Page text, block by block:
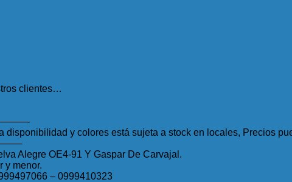
clientes…
disponibilidad y colores está sujeta a stock en locales, Precios
Alegre OE4-91 Y Gaspar De Carvajal.
y menor.
– 0999410323